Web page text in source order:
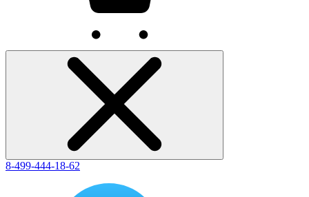
8-499-444-18-62